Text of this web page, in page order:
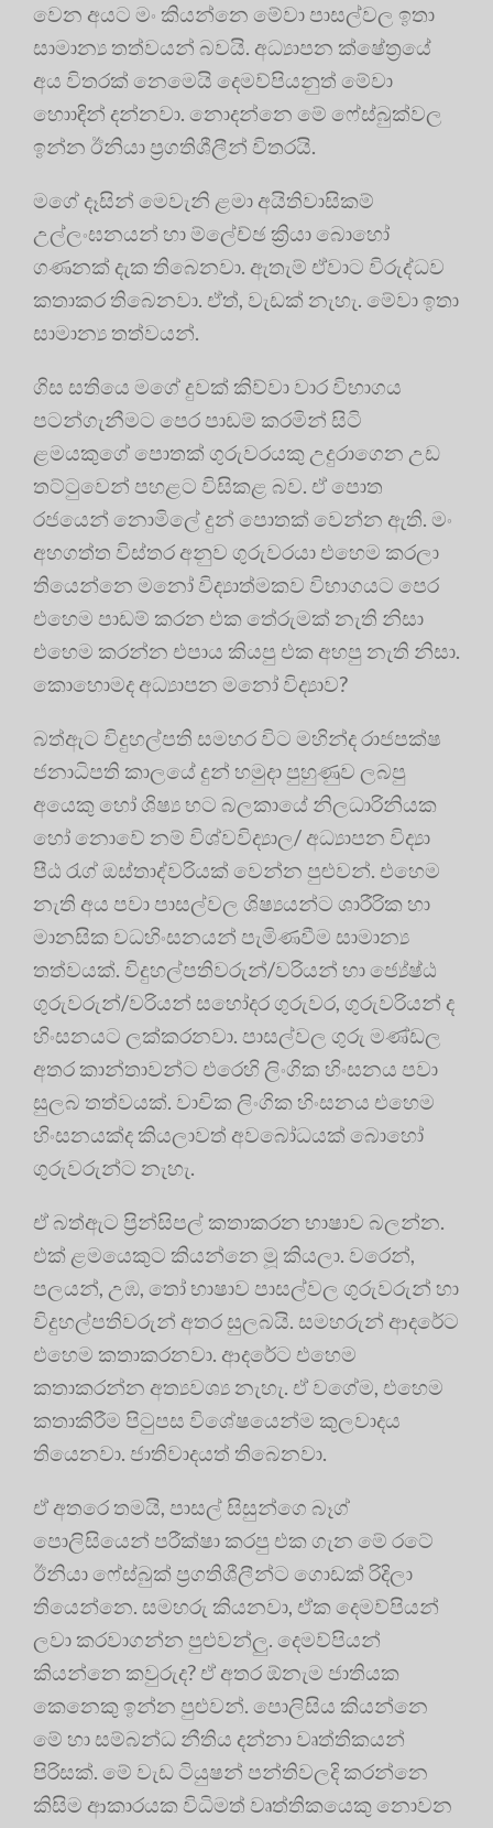
වෙන අයට මං කියන්නෙ මේවා පාසල්වල ඉතා
සාමාන්‍ය තත්වයන් බවයි. අධ්‍යාපන ක්ෂේත්‍රයේ
අය විතරක් නෙමෙයි දෙමව්පියනුත් මේවා
හොාඳින් දන්නවා. නොදන්නෙ මේ ෆේස්බුක්වල
ඉන්න ඊනියා ප්‍රගතිශීලීන් විතරයි.
මගේ දෑසින් මෙවැනි ළමා අයිතිවාසිකම්
උල්ලංඝනයන් හා ම්ලේච්ඡ ක්‍රියා බොහෝ
ගණනක් දැක තිබෙනවා. ඇතැම් ඒවාට විරුද්ධව
කතාකර තිබෙනවා. ඒත්, වැඩක් නැහැ. මේවා ඉතා
සාමාන්‍ය තත්වයන්.
ගිස සතියෙ මගේ දුවක් කිව්වා වාර විභාගය
පටන්ගැනීමට පෙර පාඩම් කරමින් සිටි
ළමයකුගේ පොතක් ගුරුවරයකු උදුරාගෙන උඩ
තට්ටුවෙන් පහළට විසිකළ බව. ඒ පොත
රජයෙන් නොමිලේ දුන් පොතක් වෙන්න ඇති. මං
අහගත්ත විස්තර අනුව ගුරුවරයා එහෙම කරලා
තියෙන්නෙ මනෝ විද්‍යාත්මකව විභාගයට පෙර
එහෙම පාඩම් කරන එක තේරුමක් නැති නිසා
එහෙම කරන්න එපාය කියපු එක අහපු නැති නිසා.
කොහොමද අධ්‍යාපන මනෝ විද්‍යාව?
බත්ඇට විදුහල්පති සමහර විට මහින්ද රාජපක්ෂ
ජනාධිපති කාලයේ දුන් හමුදා පුහුණුව ලබපු
අයෙකු හෝ ශිෂ්‍ය භට බලකායේ නිලධාරිනියක
හෝ නොවේ නම් විශ්වවිද්‍යාල/ අධ්‍යාපන විද්‍යා
පීඨ රැග් ඔස්තාද්වරියක් වෙන්න පුළුවන්. එහෙම
නැති අය පවා පාසල්වල ශිෂ්‍යයන්ට ශාරීරික හා
මානසික වධහිංසනයන් පැමිණවීම සාමාන්‍ය
තත්වයක්. විදුහල්පතිවරුන්/වරියන් හා ජ්‍යේෂ්ඨ
ගුරුවරුන්/වරියන් සහෝදර ගුරුවර, ගුරුවරියන් ද
හිංසනයට ලක්කරනවා. පාසල්වල ගුරු මණ්ඩල
අතර කාන්තාවන්ට එරෙහි ලිංගික හිංසනය පවා
සුලබ තත්වයක්. වාචික ලිංගික හිංසනය එහෙම
හිංසනයක්ද කියලාවත් අවබෝධයක් බොහෝ
ගුරුවරුන්ට නැහැ.
ඒ බත්ඇට ප්‍රින්සිපල් කතාකරන භාෂාව බලන්න.
එක් ළමයෙකුට කියන්නෙ මූ කියලා. වරෙන්,
පලයන්, උඹ, තෝ භාෂාව පාසල්වල ගුරුවරුන් හා
විදුහල්පතිවරුන් අතර සුලබයි. සමහරුන් ආදරේට
එහෙම කතාකරනවා. ආදරේට එහෙම
කතාකරන්න අත්‍යවශ්‍ය නැහැ. ඒ වගේම, එහෙම
කතාකිරීම පිටුපස විශේෂයෙන්ම කුලවාදය
තියෙනවා. ජාතිවාදයත් තිබෙනවා.
ඒ අතරෙ තමයි, පාසල් සිසුන්ගෙ බෑග්
පොලිසියෙන් පරීක්ෂා කරපු එක ගැන මේ රටේ
ඊනියා ෆේස්බුක් ප්‍රගතිශීලීන්ට ගොඩක් රිදිලා
තියෙන්නෙ. සමහරු කියනවා, ඒක දෙමව්පියන්
ලවා කරවාගන්න පුළුවන්ලු. දෙමව්පියන්
කියන්නෙ කවුරුද? ඒ අතර ඕනැම ජාතියක
කෙනෙකු ඉන්න පුළුවන්. පොලිසිය කියන්නෙ
මේ හා සම්බන්ධ නීතිය දන්නා වෘත්තිකයන්
පිරිසක්. මේ වැඩ ටියුෂන් පන්තිවලදි කරන්නෙ
කිසිම ආකාරයක විධිමත් වෘත්තිකයෙකු නොවන